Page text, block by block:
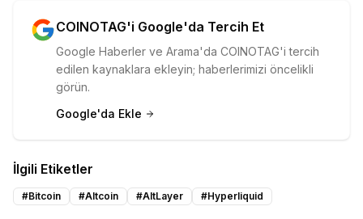
COINOTAG'i Google'da Tercih Et
Google Haberler ve Arama'da COINOTAG'i tercih
edilen kaynaklara ekleyin; haberlerimizi öncelikli
görün.
Google'da Ekle
İlgili Etiketler
#Bitcoin #Altcoin #AltLayer #Hyperliquid